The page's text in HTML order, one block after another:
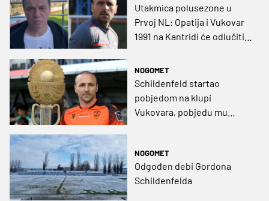
Utakmica polusezone u
Prvoj NL: Opatija i Vukovar
1991 na Kantridi će odlučiti
NOGOMET
Schildenfeld startao
pobjedom na klupi
Vukovara, pobjedu mu
NOGOMET
Odgođen debi Gordona
Schildenfelda